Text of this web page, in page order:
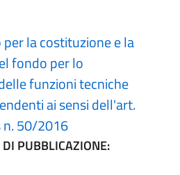
la costituzione e la
fondo per lo
funzioni tecniche
ai sensi dell'art.
n. 50/2016
PUBBLICAZIONE: